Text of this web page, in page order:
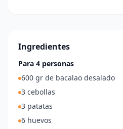
Ingredientes
Para 4 personas
600 gr de bacalao desalado
3 cebollas
3 patatas
6 huevos